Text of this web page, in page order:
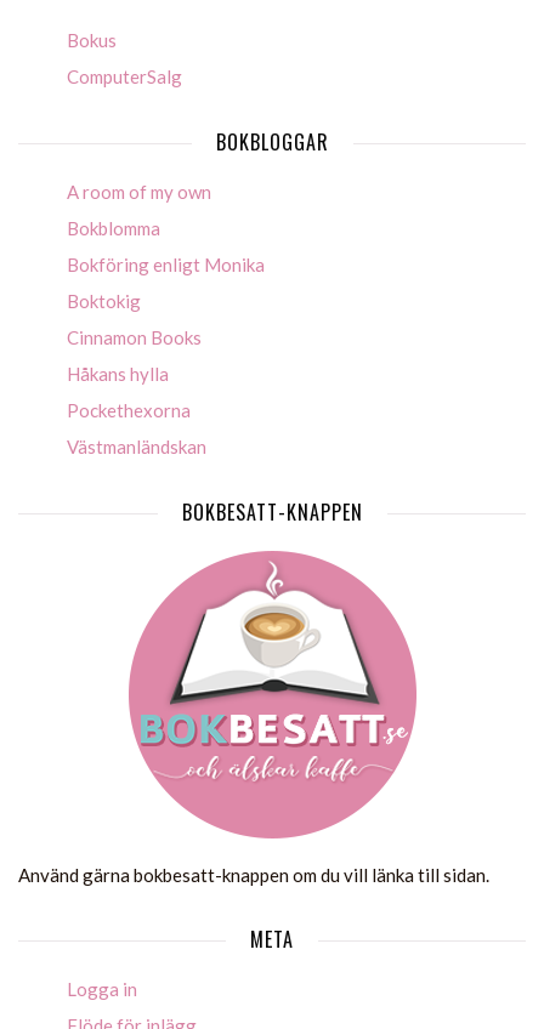
Bokus
ComputerSalg
BOKBLOGGAR
A room of my own
Bokblomma
Bokföring enligt Monika
Boktokig
Cinnamon Books
Håkans hylla
Pockethexorna
Västmanländskan
BOKBESATT-KNAPPEN
Använd gärna bokbesatt-knappen om du vill länka till sidan.
META
Logga in